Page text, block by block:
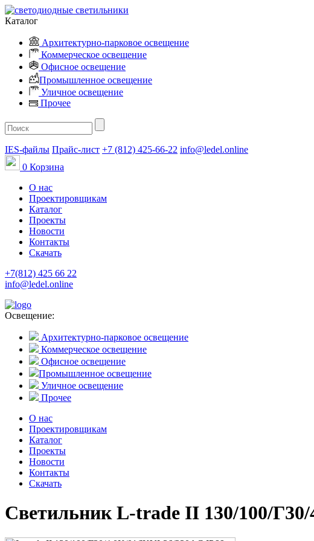
Каталог
Архитектурно-парковое освещение
Коммерческое освещение
Офисное освещение
Промышленное освещение
Уличное освещение
Прочее
IES-файлы Прайс-лист +7 (812) 425-66-22 info@ledel.online
0 Корзина
О нас
Проектировщикам
Каталог
Проекты
Новости
Контакты
Скачать
+7(812) 425 66 22
info@ledel.online
Освещение:
Архитектурно-парковое освещение
Коммерческое освещение
Офисное освещение
Промышленное освещение
Уличное освещение
Прочее
О нас
Проектировщикам
Каталог
Проекты
Новости
Контакты
Скачать
Светильник L-trade II 130/100/